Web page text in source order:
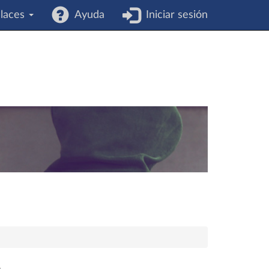
Ayuda Iniciar sesión